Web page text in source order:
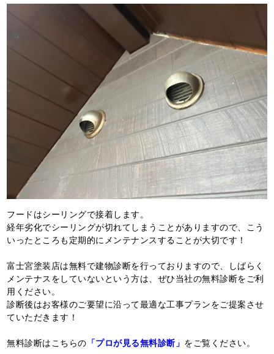
フードはシーリングで接着します。
経年劣化でシーリングが切れてしまうことがありますので、こう
いったところも定期的にメンテナンスすることが大切です！
富士宮塗装店は無料で建物診断を行っておりますので、しばらく
メンテナスをしていないという方は、ぜひ当社の無料診断をご利
用ください。
診断後はお客様のご要望に沿って最適な工事プランをご提案させ
ていただきます！
無料診断はこちらの 「プロが見る無料診断」 をご覧ください。